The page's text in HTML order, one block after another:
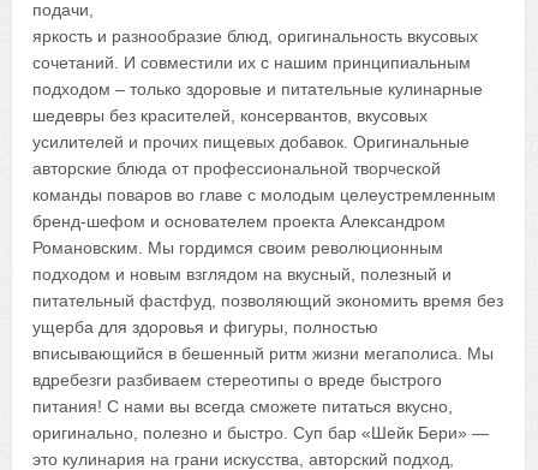
подачи,
яркость и разнообразие блюд, оригинальность вкусовых
сочетаний. И совместили их с нашим принципиальным
подходом – только здоровые и питательные кулинарные
шедевры без красителей, консервантов, вкусовых
усилителей и прочих пищевых добавок. Оригинальные
авторские блюда от профессиональной творческой
команды поваров во главе с молодым целеустремленным
бренд-шефом и основателем проекта Александром
Романовским. Мы гордимся своим революционным
подходом и новым взглядом на вкусный, полезный и
питательный фастфуд, позволяющий экономить время без
ущерба для здоровья и фигуры, полностью
вписывающийся в бешенный ритм жизни мегаполиса. Мы
вдребезги разбиваем стереотипы о вреде быстрого
питания! С нами вы всегда сможете питаться вкусно,
оригинально, полезно и быстро. Суп бар «Шейк Бери» —
это кулинария на грани искусства, авторский подход,